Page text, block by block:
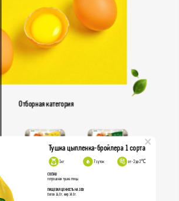
Отборная категория
Домашние отборные
×
Тушка цыпленка-бройлера 1 сорта
1кг 7 суток от -2 до 2℃
СОСТАВ
потрошеная тушка птицы.
ПИЩЕВАЯ ЦЕННОСТЬ НА 100г
белок 16,0 г, жир 14,0 г.